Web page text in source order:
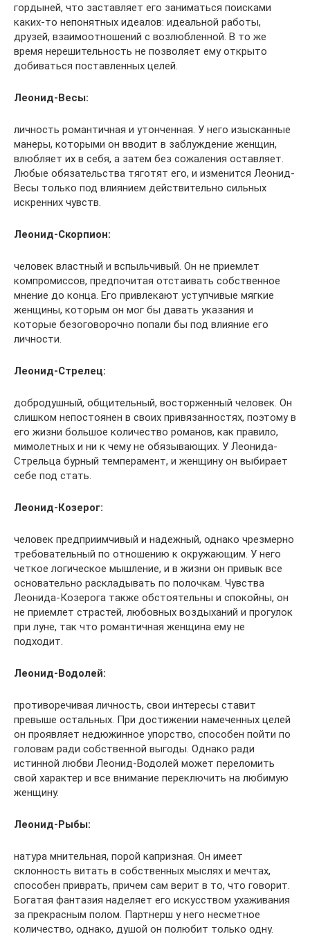
гордыней, что заставляет его заниматься поисками
каких-то непонятных идеалов: идеальной работы,
друзей, взаимоотношений с возлюбленной. В то же
время нерешительность не позволяет ему открыто
добиваться поставленных целей.
Леонид-Весы:
личность романтичная и утонченная. У него изысканные
манеры, которыми он вводит в заблуждение женщин,
влюбляет их в себя, а затем без сожаления оставляет.
Любые обязательства тяготят его, и изменится Леонид-
Весы только под влиянием действительно сильных
искренних чувств.
Леонид-Скорпион:
человек властный и вспыльчивый. Он не приемлет
компромиссов, предпочитая отстаивать собственное
мнение до конца. Его привлекают уступчивые мягкие
женщины, которым он мог бы давать указания и
которые безоговорочно попали бы под влияние его
личности.
Леонид-Стрелец:
добродушный, общительный, восторженный человек. Он
слишком непостоянен в своих привязанностях, поэтому в
его жизни большое количество романов, как правило,
мимолетных и ни к чему не обязывающих. У Леонида-
Стрельца бурный темперамент, и женщину он выбирает
себе под стать.
Леонид-Козерог:
человек предприимчивый и надежный, однако чрезмерно
требовательный по отношению к окружающим. У него
четкое логическое мышление, и в жизни он привык все
основательно раскладывать по полочкам. Чувства
Леонида-Козерога также обстоятельны и спокойны, он
не приемлет страстей, любовных воздыханий и прогулок
при луне, так что романтичная женщина ему не
подходит.
Леонид-Водолей:
противоречивая личность, свои интересы ставит
превыше остальных. При достижении намеченных целей
он проявляет недюжинное упорство, способен пойти по
головам ради собственной выгоды. Однако ради
истинной любви Леонид-Водолей может переломить
свой характер и все внимание переключить на любимую
женщину.
Леонид-Рыбы:
натура мнительная, порой капризная. Он имеет
склонность витать в собственных мыслях и мечтах,
способен приврать, причем сам верит в то, что говорит.
Богатая фантазия наделяет его искусством ухаживания
за прекрасным полом. Партнерш у него несметное
количество, однако, душой он полюбит только одну.